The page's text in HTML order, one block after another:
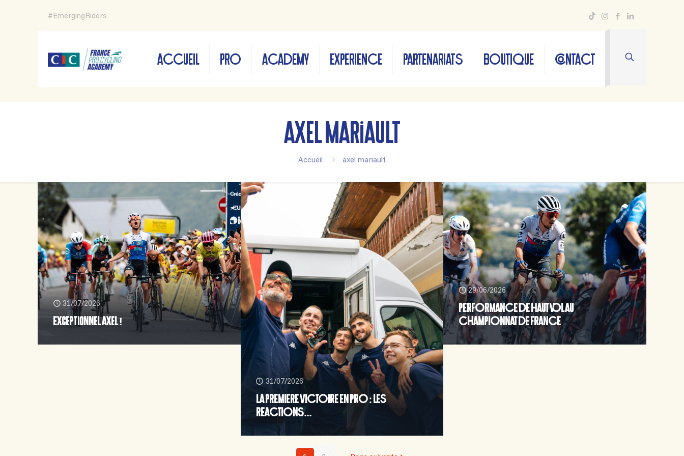
#EmergingRiders
ACCUEIL PRO ACADEMY EXPERIENCE PARTENARIATS BOUTIQUE CONTACT
axel mariault
Accueil axel mariault
31/07/2026
Exceptionnel Axel !
31/07/2026
LA PREMIERE VICTOIRE EN PRO : LES
REACTIONS…
29/06/2026
PERFORMANCE DE HAUT VOL AU
CHAMPIONNAT DE FRANCE